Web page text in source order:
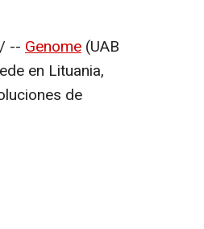
-- Genome (UAB
en Lituania,
de